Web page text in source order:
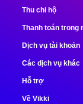
Thu chi hộ
Thanh toán trong
Dịch vụ tài khoản
Các dịch vụ khác
Hỗ trợ
Về Vikki